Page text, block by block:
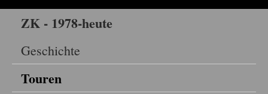
ZK - 1978-heute
Geschichte
Touren